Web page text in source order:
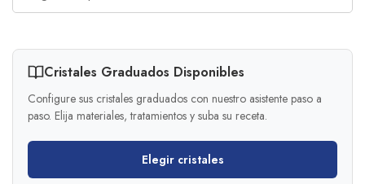
Cristales Graduados Disponibles
Configure sus cristales graduados con nuestro asistente paso a
paso. Elija materiales, tratamientos y suba su receta.
Elegir cristales